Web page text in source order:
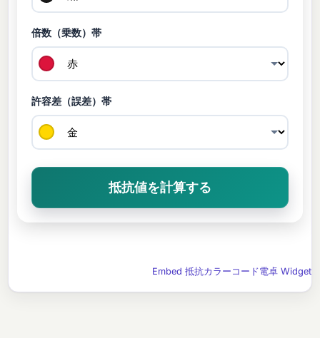
倍数（乗数）帯
許容差（誤差）帯
抵抗値を計算する
Embed 抵抗カラーコード電卓 Widget